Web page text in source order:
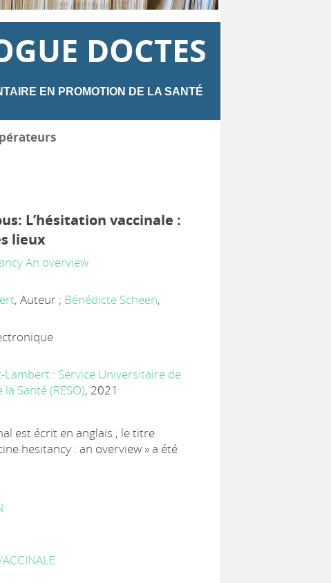
DOCTES
EN PROMOTION DE LA SANTÉ
L’hésitation vaccinale :
lieux
An overview
, Auteur ; Bénédicte Scheen,
Lambert : Service Universitaire de
Santé (RESO), 2021
est écrit en anglais ; le titre
hesitancy : an overview » a été